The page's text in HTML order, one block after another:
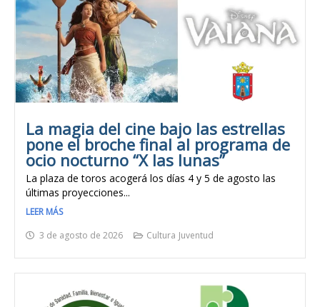
La magia del cine bajo las estrellas
pone el broche final al programa de
ocio nocturno “X las lunas”
La plaza de toros acogerá los días 4 y 5 de agosto las
últimas proyecciones...
LEER MÁS
3 de agosto de 2026
Cultura Juventud